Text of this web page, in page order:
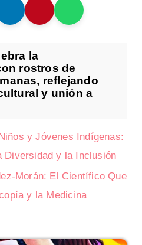
la
rostros de
reflejando
y unión a
y Jóvenes Indígenas:
Diversidad y la Inclusión
Morán: El Científico Que
y la Medicina